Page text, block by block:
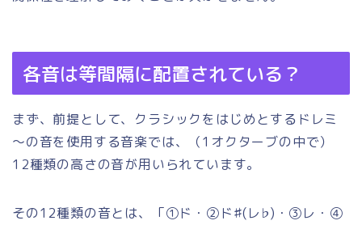
各音は等間隔に配置されている？
まず、前提として、クラシックをはじめとするドレミ
～の音を使用する音楽では、（1オクターブの中で）
12種類の高さの音が用いられています。
その12種類の音とは、「①ド・②ド♯(レ♭)・③レ・④